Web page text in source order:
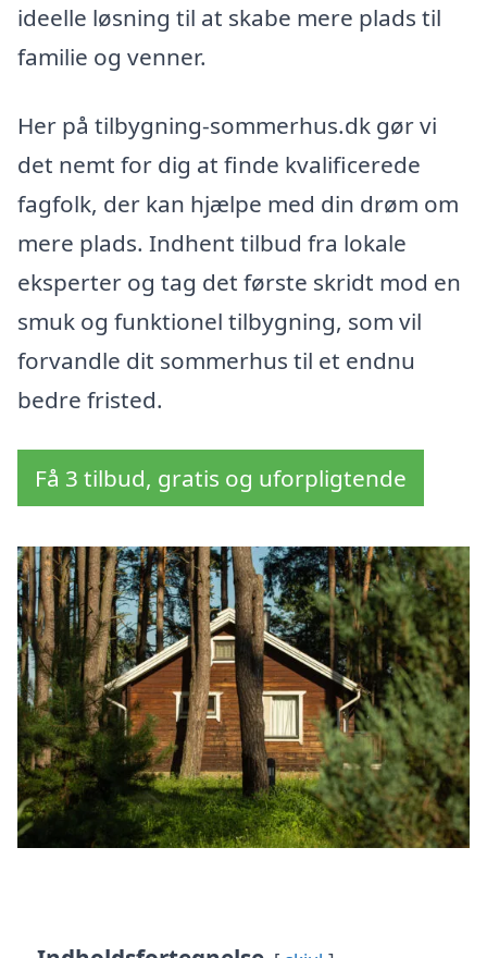
ideelle løsning til at skabe mere plads til
familie og venner.
Her på tilbygning-sommerhus.dk gør vi
det nemt for dig at finde kvalificerede
fagfolk, der kan hjælpe med din drøm om
mere plads. Indhent tilbud fra lokale
eksperter og tag det første skridt mod en
smuk og funktionel tilbygning, som vil
forvandle dit sommerhus til et endnu
bedre fristed.
Få 3 tilbud, gratis og uforpligtende